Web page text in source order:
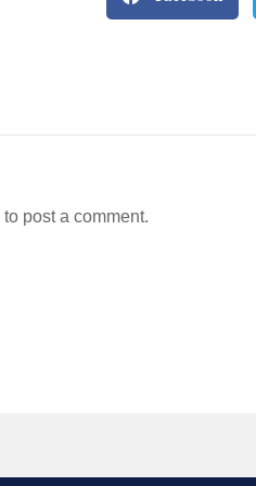
to post a comment.